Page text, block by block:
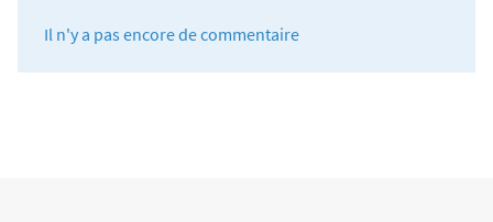
Il n'y a pas encore de commentaire